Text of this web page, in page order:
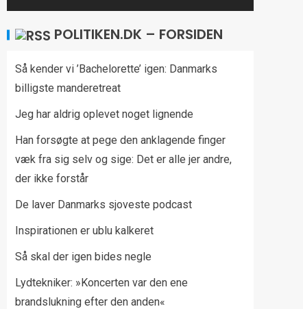
POLITIKEN.DK – FORSIDEN
Så kender vi ’Bachelorette’ igen: Danmarks
billigste manderetreat
Jeg har aldrig oplevet noget lignende
Han forsøgte at pege den anklagende finger
væk fra sig selv og sige: Det er alle jer andre,
der ikke forstår
De laver Danmarks sjoveste podcast
Inspirationen er ublu kalkeret
Så skal der igen bides negle
Lydtekniker: »Koncerten var den ene
brandslukning efter den anden«